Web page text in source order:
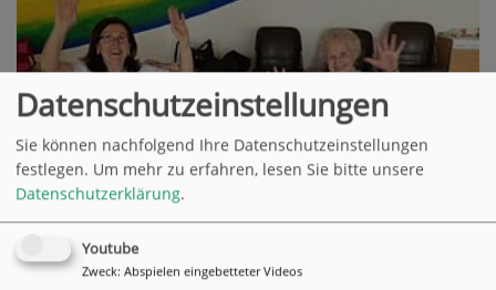
Datenschutzeinstellungen
Sie können nachfolgend Ihre Datenschutzeinstellungen
festlegen. Um mehr zu erfahren, lesen Sie bitte unsere
Datenschutzerklärung.
Youtube
Zweck: Abspielen eingebetteter Videos